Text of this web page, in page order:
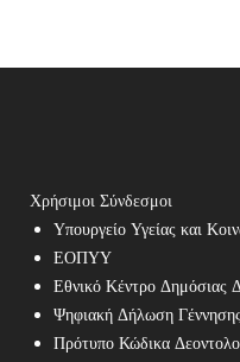
Χρήσιμοι Σύνδεσμοι
Υπουργείο Υγείας και
ΕΟΠΥΥ
Εθνικό Κέντρο Δημόσιας
Ψηφιακή Δήλωση Γέννησης
Πρότυπο Κώδικα